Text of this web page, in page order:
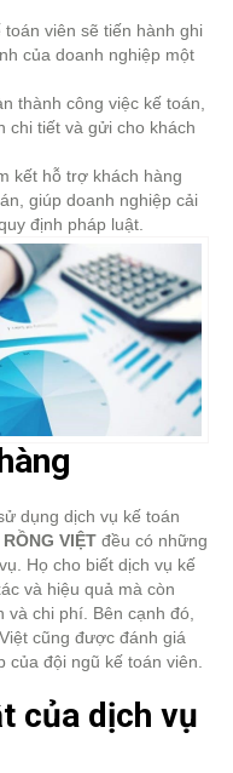
toán viên sẽ tiến hành ghi
của doanh nghiệp một
thành công việc kế toán,
chi tiết và gửi cho khách
kết hỗ trợ khách hàng
giúp doanh nghiệp cải
định pháp luật.
dụng dịch vụ kế toán
VIỆT đều có những
Họ cho biết dịch vụ kế
và hiệu quả mà còn
chi phí. Bên cạnh đó,
cũng được đánh giá
đội ngũ kế toán viên.
của dịch vụ